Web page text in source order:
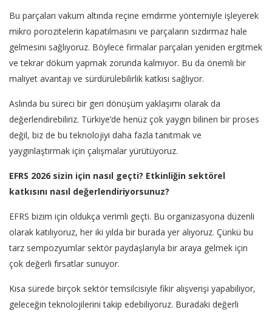
Bu parçaları vakum altında reçine emdirme yöntemiyle işleyerek
mikro porozitelerin kapatılmasını ve parçaların sızdırmaz hale
gelmesini sağlıyoruz. Böylece firmalar parçaları yeniden ergitmek
ve tekrar döküm yapmak zorunda kalmıyor. Bu da önemli bir
maliyet avantajı ve sürdürülebilirlik katkısı sağlıyor.
Aslında bu süreci bir geri dönüşüm yaklaşımı olarak da
değerlendirebiliriz. Türkiye’de henüz çok yaygın bilinen bir proses
değil, biz de bu teknolojiyi daha fazla tanıtmak ve
yaygınlaştırmak için çalışmalar yürütüyoruz.
EFRS 2026 sizin için nasıl geçti? Etkinliğin sektörel
katkısını nasıl değerlendiriyorsunuz?
EFRS bizim için oldukça verimli geçti. Bu organizasyona düzenli
olarak katılıyoruz, her iki yılda bir burada yer alıyoruz. Çünkü bu
tarz sempozyumlar sektör paydaşlarıyla bir araya gelmek için
çok değerli fırsatlar sunuyor.
Kısa sürede birçok sektör temsilcisiyle fikir alışverişi yapabiliyor,
geleceğin teknolojilerini takip edebiliyoruz. Buradaki değerli